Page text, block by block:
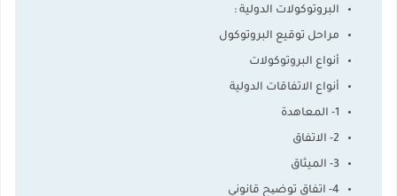
البروتوكولات الدولية :
مراحل توقيع البروتوكول
أنواع البروتوكولات
أنواع الاتفاقات الدولية
1- المعاهدة
2- الاتفاق
3- الميثاق
4- اتفاق توضیح قانوني